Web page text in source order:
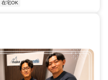
在宅OK